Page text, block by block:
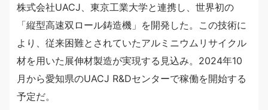
株式会社UACJ、東京工業大学と連携し、世界初の
「縦型高速双ロール鋳造機」を開発した。この技術に
より、従来困難とされていたアルミニウムリサイクル
材を用いた展伸材製造が実現する見込み。2024年10
月から愛知県のUACJ R&Dセンターで稼働を開始する
予定だ。